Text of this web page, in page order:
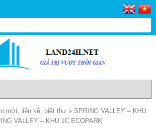
mới, liền kề, biệt thự » SPRING VALLEY – KHU
VALLEY – KHU 1C ECOPARK